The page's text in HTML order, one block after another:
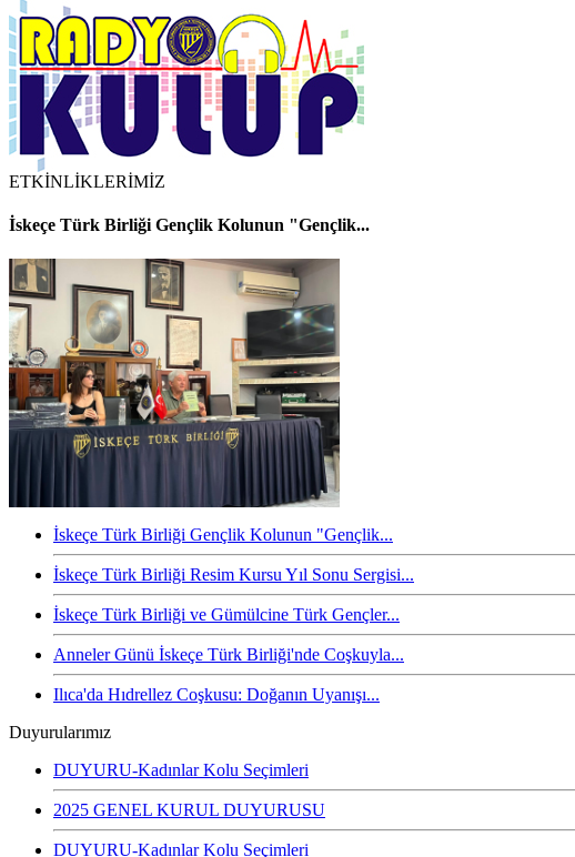
ETKİNLİKLERİMİZ
İskeçe Türk Birliği Gençlik Kolunun "Gençlik...
İskeçe Türk Birliği Gençlik Kolunun "Gençlik...
İskeçe Türk Birliği Resim Kursu Yıl Sonu Sergisi...
İskeçe Türk Birliği ve Gümülcine Türk Gençler...
Anneler Günü İskeçe Türk Birliği'nde Coşkuyla...
Ilıca'da Hıdrellez Coşkusu: Doğanın Uyanışı...
Duyurularımız
DUYURU-Kadınlar Kolu Seçimleri
2025 GENEL KURUL DUYURUSU
DUYURU-Kadınlar Kolu Seçimleri